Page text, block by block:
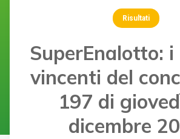
Risultati
SuperEnalotto: i
vincenti del
197 di
dicembre